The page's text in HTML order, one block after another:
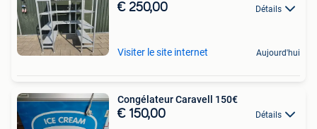
€ 250,00 Détails
Visiter le site internet Aujourd'hui
Congélateur Caravell 150€
€ 150,00 Détails